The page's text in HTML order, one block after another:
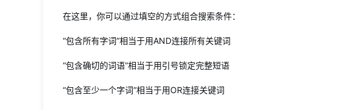
在这里，你可以通过填空的方式组合搜索条件：
“包含所有字词”相当于用AND连接所有关键词
“包含确切的词语”相当于用引号锁定完整短语
“包含至少一个字词”相当于用OR连接关键词